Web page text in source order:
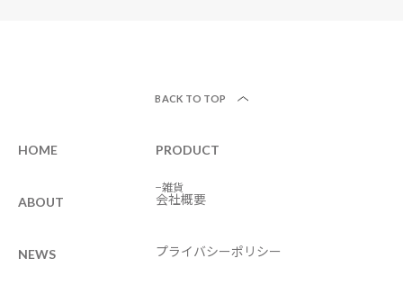
BACK TO TOP
HOME
ABOUT
NEWS
PRODUCT
−雑貨
会社概要
プライバシーポリシー